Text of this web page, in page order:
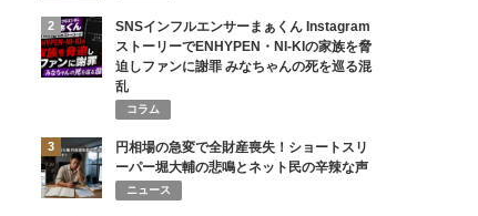
2
SNSインフルエンサーまぁくん Instagram
ストーリーでENHYPEN・NI-KIの家族を脅
迫しファンに謝罪 みなちゃんの死を巡る混
乱
コラム
3
円相場の急変で全財産喪失！ショートスリ
ーパー堀大輔の悲鳴とネット民の辛辣な声
ニュース